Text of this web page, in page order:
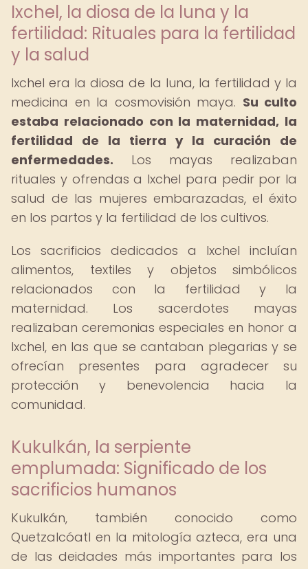
Ixchel, la diosa de la luna y la
fertilidad: Rituales para la fertilidad
y la salud
Ixchel era la diosa de la luna, la fertilidad y la
medicina en la cosmovisión maya. Su culto
estaba relacionado con la maternidad, la
fertilidad de la tierra y la curación de
enfermedades. Los mayas realizaban
rituales y ofrendas a Ixchel para pedir por la
salud de las mujeres embarazadas, el éxito
en los partos y la fertilidad de los cultivos.
Los sacrificios dedicados a Ixchel incluían
alimentos, textiles y objetos simbólicos
relacionados con la fertilidad y la
maternidad. Los sacerdotes mayas
realizaban ceremonias especiales en honor a
Ixchel, en las que se cantaban plegarias y se
ofrecían presentes para agradecer su
protección y benevolencia hacia la
comunidad.
Kukulkán, la serpiente
emplumada: Significado de los
sacrificios humanos
Kukulkán, también conocido como
Quetzalcóatl en la mitología azteca, era una
de las deidades más importantes para los